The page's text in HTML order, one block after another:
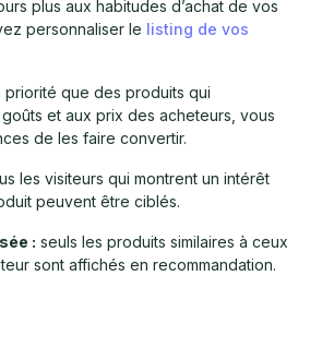
plus aux habitudes d’achat de vos
personnaliser le listing de vos
priorité que des produits qui
et aux prix des acheteurs, vous
de les faire convertir.
les visiteurs qui montrent un intérêt
peuvent être ciblés.
: seuls les produits similaires à ceux
sont affichés en recommandation.